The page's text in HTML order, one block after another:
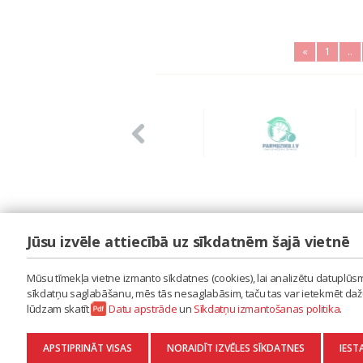
« 1 ..
LAIPA
ES RADU MŪZIKU
AKTUALITĀTES
KONTAKTI
SĪKDATŅU IZMANTOŠANAS POLITIKA
DATU APSTRĀDE
Jūsu izvēle attiecībā uz sīkdatnēm šajā vietnē
Mūsu tīmekļa vietne izmanto sīkdatnes (cookies), lai analizētu
sīkdatņu saglabāšanu, mēs tās nesaglabāsim, taču tas var ietekmēt
lūdzam skatīt
Datu apstrādeun Sīkdatņu izmantošanas politika.
APSTIPRINĀT VISAS NORAIDĪT IZVĒLES SĪKDATNES